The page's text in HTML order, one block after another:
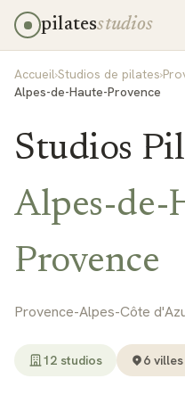
pilatesstudios
Accueil›Studios de pilates›
Alpes-de-Haute-Provence
Studios
Alpes-de-
Provence
Provence-Alpes-Côte
12 studios 6 villes